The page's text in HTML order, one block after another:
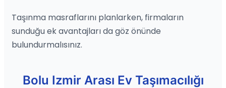
Taşınma masraflarını planlarken, firmaların
sunduğu ek avantajları da göz önünde
bulundurmalısınız.
Bolu Izmir Arası Ev Taşımacılığı